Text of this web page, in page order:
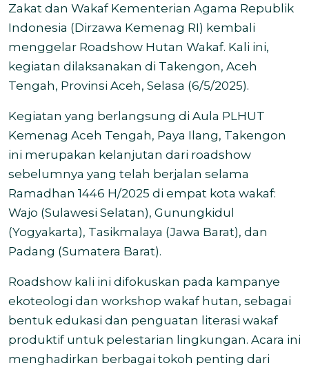
Zakat dan Wakaf Kementerian Agama Republik
Indonesia (Dirzawa Kemenag RI) kembali
menggelar Roadshow Hutan Wakaf. Kali ini,
kegiatan dilaksanakan di Takengon, Aceh
Tengah, Provinsi Aceh, Selasa (6/5/2025).
Kegiatan yang berlangsung di Aula PLHUT
Kemenag Aceh Tengah, Paya Ilang, Takengon
ini merupakan kelanjutan dari roadshow
sebelumnya yang telah berjalan selama
Ramadhan 1446 H/2025 di empat kota wakaf:
Wajo (Sulawesi Selatan), Gunungkidul
(Yogyakarta), Tasikmalaya (Jawa Barat), dan
Padang (Sumatera Barat).
Roadshow kali ini difokuskan pada kampanye
ekoteologi dan workshop wakaf hutan, sebagai
bentuk edukasi dan penguatan literasi wakaf
produktif untuk pelestarian lingkungan. Acara ini
menghadirkan berbagai tokoh penting dari